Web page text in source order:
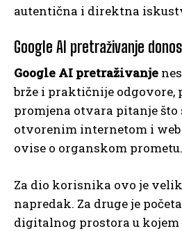
autentična i direktna
Google AI pretraživanje
Google AI pretraživanje
brže i praktičnije odgovore,
promjena otvara pitanje što
otvorenim internetom i
ovise o organskom prometu.
Za dio korisnika ovo je
napredak. Za druge je
digitalnog prostora u